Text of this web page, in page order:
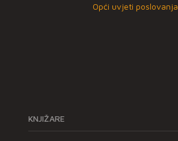
Opći uvjeti poslovanja
KNJIŽARE